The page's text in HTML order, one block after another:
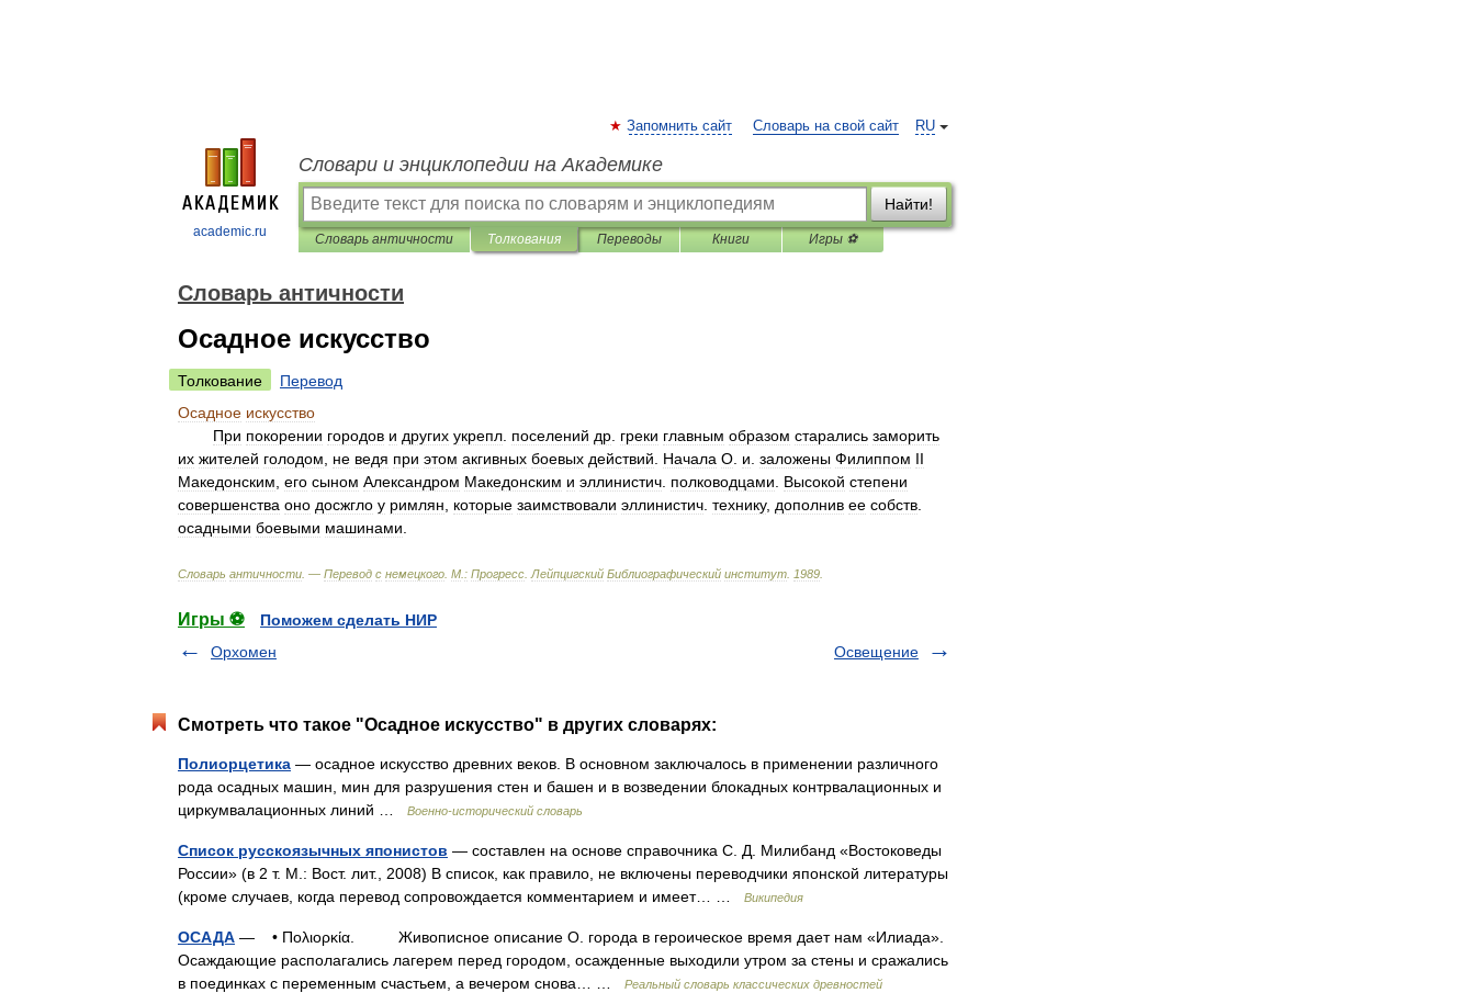
academic.ru
RU
Запомнить сайт Словарь на свой сайт
Словари и энциклопедии на Академике
Найти!
Словарь античности Толкования Переводы Книги Игры ⚽
Словарь античности
Осадное искусство
Толкование
Перевод
Осадное искусство
При покорении городов и других укрепл поселений др греки главным образом старались заморить
их жителей голодом не ведя при этом акгивных боевых действий Начала О и заложены Филиппом II
Македонским его сыном Александром Македонским и эллинистич полководцами Высокой степени
совершенства оно досжгло у римлян которые заимствовали эллинистич технику, дополнив ее собств
осадными боевыми машинами
Словарь античности . — Перевод с немецкого М : Прогресс Лейпцигский Библиографический институт 1989
Игры ⚽
Поможем сделать НИР
Орхомен
Освещение
Смотреть что такое "Осадное искусство" в других словарях:
Полиорцетика — осадное искусство древних веков. В основном заключалось в применении различного
рода осадных машин, мин для разрушения стен и башен и в возведении блокадных контрвалационных и
циркумвалационных линий …
Военно-исторический словарь
Список русскоязычных японистов — составлен на основе справочника С. Д. Милибанд «Востоковеды
России» (в 2 т. М.: Вост. лит., 2008) В список, как правило, не включены переводчики японской литературы
(кроме случаев, когда перевод сопровождается комментарием и имеет… …
Википедия
ОСАДА — • Πολιορκία. Живописное описание О. города в героическое время дает нам «Илиада».
Осаждающие располагались лагерем перед городом, осажденные выходили утром за стены и сражались
в поединках с переменным счастьем, а вечером снова… …
Реальный словарь классических древностей